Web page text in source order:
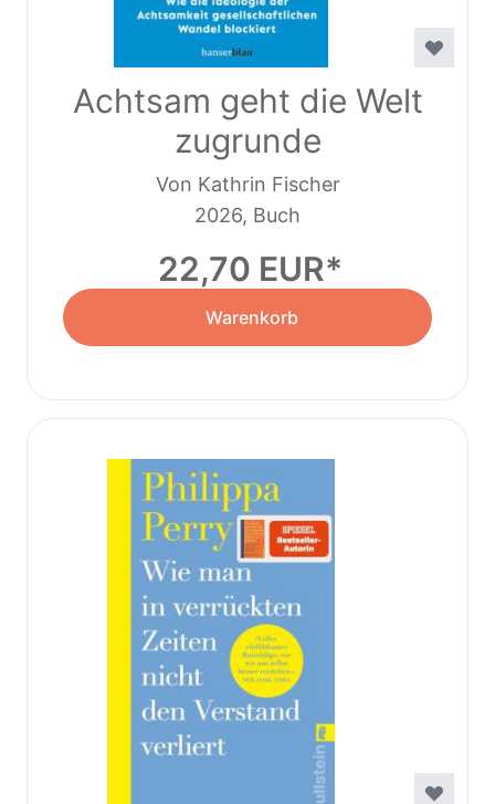
Achtsam geht die Welt
zugrunde
Von Kathrin Fischer
2026, Buch
22,70 EUR
Warenkorb